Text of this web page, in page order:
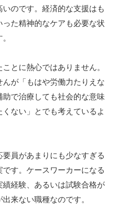
のです。経済的な支援はも
た精神的なケアも必要な状
とに熱心ではありません。
が「もはや労働力たりえな
で治療しても社会的な意味
ない」とでも考えているよ
員があまりにも少なすぎる
す。ケースワーカーになる
経験、あるいは試験合格が
来ない職種なのです。